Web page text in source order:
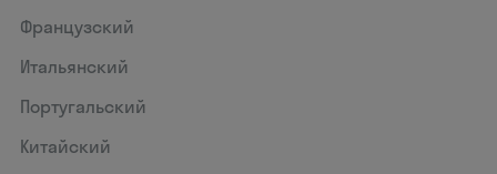
Французский
Итальянский
Португальский
Китайский